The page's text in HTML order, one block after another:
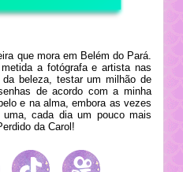
que mora em Belém do Pará.
a fotógrafa e artista nas
beleza, testar um milhão de
de acordo com a minha
e na alma, embora as vezes
cada dia um pouco mais
da Carol!